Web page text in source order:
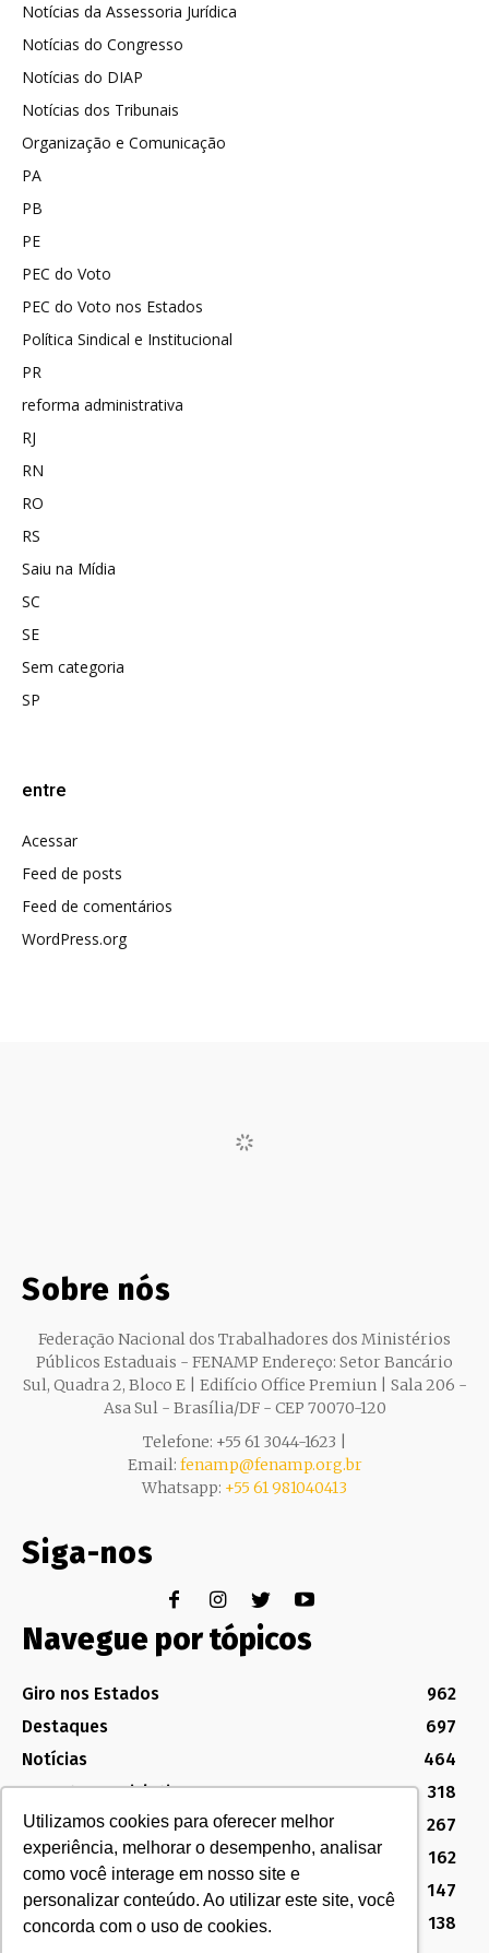
Utilizamos cookies para oferecer melhor
experiência, melhorar o desempenho, analisar
como você interage em nosso site e
personalizar conteúdo. Ao utilizar este site, você
concorda com o uso de cookies.
Notícias da Assessoria Jurídica
Notícias do Congresso
Notícias do DIAP
Notícias dos Tribunais
Organização e Comunicação
PA
PB
PE
PEC do Voto
PEC do Voto nos Estados
Política Sindical e Institucional
PR
reforma administrativa
RJ
RN
RO
RS
Saiu na Mídia
SC
SE
Sem categoria
SP
entre
Acessar
Feed de posts
Feed de comentários
WordPress.org
Sobre nós
Federação Nacional dos Trabalhadores dos Ministérios
Públicos Estaduais - FENAMP Endereço: Setor Bancário
Sul, Quadra 2, Bloco E | Edifício Office Premiun | Sala 206 -
Asa Sul - Brasília/DF - CEP 70070-120
Telefone: +55 61 3044-1623 |
Email: fenamp@fenamp.org.br
Whatsapp: +55 61 981040413
Siga-nos
Navegue por tópicos
Giro nos Estados
962
Destaques
697
Notícias
464
Assuntos Legislativos
318
Política Sindical e Institucional
267
Destaques do Legislativo
162
Notícias do Congresso
147
MG
138